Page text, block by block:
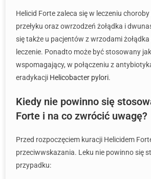
Helicid Forte zaleca się w leczeniu
przełyku oraz owrzodzeń żołądka i
się także u pacjentów z wrzodami
leczenie. Ponadto może być stosowany
wspomagający, w połączeniu z
eradykacji Helicobacter pylori.
Kiedy nie powinno się
Forte i na co zwrócić uwagę?
Przed rozpoczęciem kuracji Helicidem
przeciwwskazania. Leku nie powinno się
przypadku: